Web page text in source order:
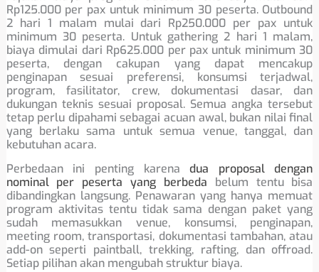
Rp125.000 per pax untuk minimum 30 peserta. Outbound
2 hari 1 malam mulai dari Rp250.000 per pax untuk
minimum 30 peserta. Untuk gathering 2 hari 1 malam,
biaya dimulai dari Rp625.000 per pax untuk minimum 30
peserta, dengan cakupan yang dapat mencakup
penginapan sesuai preferensi, konsumsi terjadwal,
program, fasilitator, crew, dokumentasi dasar, dan
dukungan teknis sesuai proposal. Semua angka tersebut
tetap perlu dipahami sebagai acuan awal, bukan nilai final
yang berlaku sama untuk semua venue, tanggal, dan
kebutuhan acara.
Perbedaan ini penting karenadua proposal dengan
nominal per peserta yang berbeda belum tentu bisa
dibandingkan langsung. Penawaran yang hanya memuat
program aktivitas tentu tidak sama dengan paket yang
sudah memasukkan venue, konsumsi, penginapan,
meeting room, transportasi, dokumentasi tambahan, atau
add-on seperti paintball, trekking, rafting, dan offroad.
Setiap pilihan akan mengubah struktur biaya.